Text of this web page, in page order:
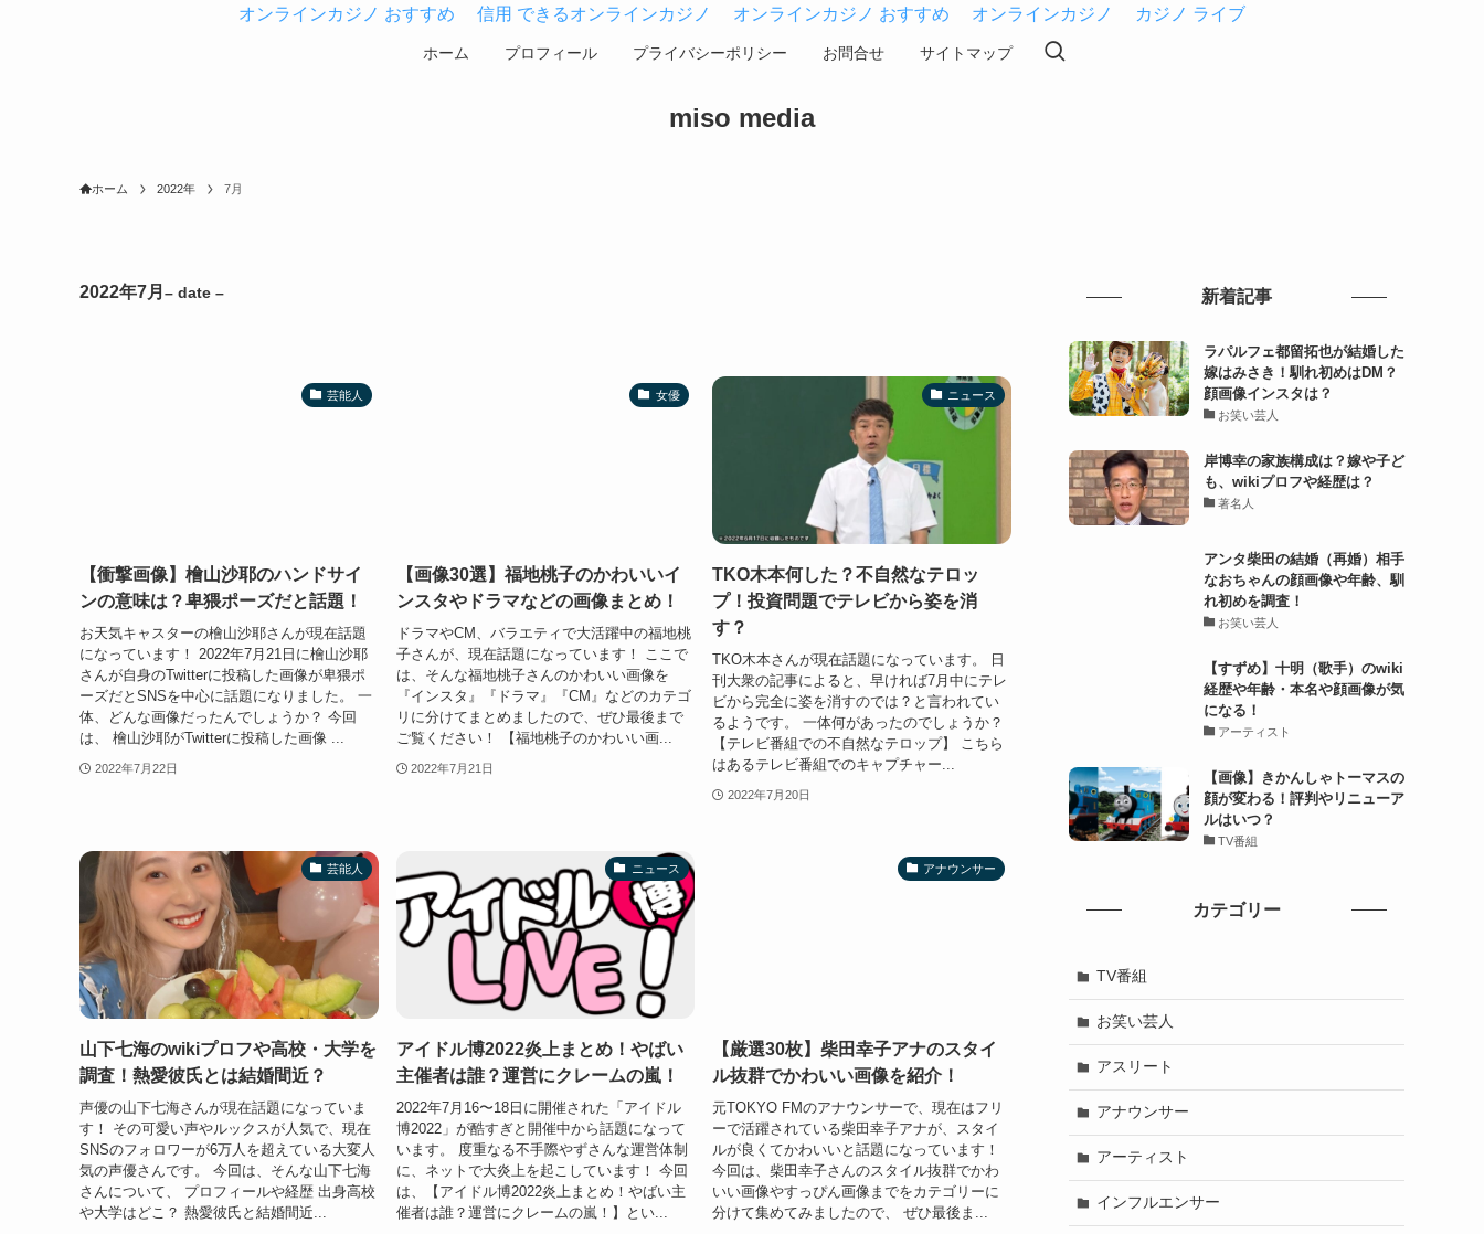
オンラインカジノ おすすめ 信用 できるオンラインカジノ オンラインカジノ おすすめ オンラインカジノ カジノ ライブ
miso media
ホーム プロフィール プライバシーポリシー お問合せ サイトマップ
ホーム 2022年 7月
2022年7月 – date –
芸能人
【衝撃画像】檜山沙耶のハンドサイ
ンの意味は？卑猥ポーズだと話題！
お天気キャスターの檜山沙耶さんが現在話題
になっています！ 2022年7月21日に檜山沙耶
さんが自身のTwitterに投稿した画像が卑猥ポ
ーズだとSNSを中心に話題になりました。 一
体、どんな画像だったんでしょうか？ 今回
は、 檜山沙耶がTwitterに投稿した画像 ...
2022年7月22日
女優
【画像30選】福地桃子のかわいいイ
ンスタやドラマなどの画像まとめ！
ドラマやCM、バラエティで大活躍中の福地桃
子さんが、現在話題になっています！ ここで
は、そんな福地桃子さんのかわいい画像を
『インスタ』『ドラマ』『CM』などのカテゴ
リに分けてまとめましたので、ぜひ最後まで
ご覧ください！ 【福地桃子のかわいい画...
2022年7月21日
ニュース
TKO木本何した？不自然なテロッ
プ！投資問題でテレビから姿を消
す？
TKO木本さんが現在話題になっています。 日
刊大衆の記事によると、早ければ7月中にテレ
ビから完全に姿を消すのでは？と言われてい
るようです。 一体何があったのでしょうか？
【テレビ番組での不自然なテロップ】 こちら
はあるテレビ番組でのキャプチャー...
2022年7月20日
芸能人
山下七海のwikiプロフや高校・大学を
調査！熱愛彼氏とは結婚間近？
声優の山下七海さんが現在話題になっていま
す！ その可愛い声やルックスが人気で、現在
SNSのフォロワーが6万人を超えている大変人
気の声優さんです。 今回は、そんな山下七海
さんについて、 プロフィールや経歴 出身高校
や大学はどこ？ 熱愛彼氏と結婚間近...
ニュース
アイドル博2022炎上まとめ！やばい
主催者は誰？運営にクレームの嵐！
2022年7月16〜18日に開催された「アイドル
博2022」が酷すぎと開催中から話題になって
います。 度重なる不手際やずさんな運営体制
に、ネットで大炎上を起こしています！ 今回
は、【アイドル博2022炎上まとめ！やばい主
催者は誰？運営にクレームの嵐！】とい...
アナウンサー
【厳選30枚】柴田幸子アナのスタイ
ル抜群でかわいい画像を紹介！
元TOKYO FMのアナウンサーで、現在はフリ
ーで活躍されている柴田幸子アナが、スタイ
ルが良くてかわいいと話題になっています！
今回は、柴田幸子さんのスタイル抜群でかわ
いい画像やすっぴん画像までをカテゴリーに
分けて集めてみましたので、 ぜひ最後ま...
新着記事
ラパルフェ都留拓也が結婚した
嫁はみさき！馴れ初めはDM？
顔画像インスタは？
お笑い芸人
岸博幸の家族構成は？嫁や子ど
も、wikiプロフや経歴は？
著名人
アンタ柴田の結婚（再婚）相手
なおちゃんの顔画像や年齢、馴
れ初めを調査！
お笑い芸人
【すずめ】十明（歌手）のwiki
経歴や年齢・本名や顔画像が気
になる！
アーティスト
【画像】きかんしゃトーマスの
顔が変わる！評判やリニューア
ルはいつ？
TV番組
カテゴリー
TV番組
お笑い芸人
アスリート
アナウンサー
アーティスト
インフルエンサー